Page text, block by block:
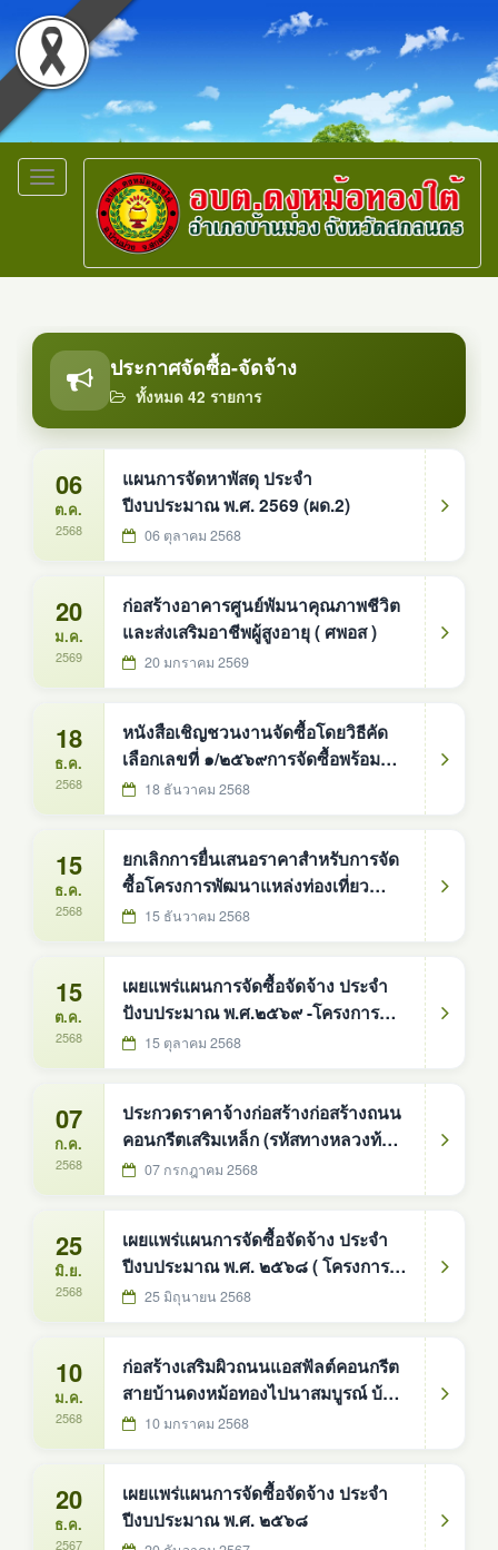
Toggle
navigation
ประกาศจัดซื้อ-จัดจ้าง
ทั้งหมด 42 รายการ
06
ต.ค.
2568
แผนการจัดหาพัสดุ ประจำ
ปีงบประมาณ พ.ศ. 2569 (ผด.2)
06 ตุลาคม 2568
20
ม.ค.
2569
ก่อสร้างอาคารศูนย์พัมนาคุณภาพชีวิต
และส่งเสริมอาชีพผู้สูงอายุ ( ศพอส )
20 มกราคม 2569
18
ธ.ค.
2568
หนังสือเชิญชวนงานจัดซื้อโดยวิธีคัด
เลือกเลขที่ ๑/๒๕๖๙การจัดซื้อพร้อมติด
ตั้งโคมไฟถนนพลังงานแสงอาทิตย์
องค์การบริหารส่วนตำบลดงหม้อทอง
ใต้ อำเภอบ้านม่วง จังหวัดสกลนคร
โดยวิธีคัดเลือก ตามบัญชี
18 ธันวาคม 2568
15
ธ.ค.
2568
ยกเลิกการยื่นเสนอราคาสำหรับการจัด
ซื้อโครงการพัฒนาแหล่งท่องเที่ยว
ภายในตำบลดงหม้อทองใต้ โดยจัดซื้อ
ขนาด 30 วัตต์ เสาสูง 6 เมตร จำนวน
142 ชุด องค์การบริหารส่วนตำบลดง
หม้อทองใต้ อำเภอบ้านม่วง จังหวัดส
15 ธันวาคม 2568
15
ต.ค.
2568
เผยแพร่แผนการจัดซื้อจัดจ้าง ประจำ
ปังบประมาณ พ.ศ.๒๕๖๙ -โครงการ
ก่อสร้างถนนคอนกรีตเสริมเหล็ก ( รหัส
ทองใต้ อำเภอบ้านม่วง จังหวัดสกลนคร
-บ้านหนองบ่อ หมู่ที่ ๘ ตำบลมาย
อำเภอบ้านม่วง จังหวัดส
15 ตุลาคม 2568
07
ก.ค.
2568
ประกวดราคาจ้างก่อสร้างก่อสร้างถนน
คอนกรีตเสริมเหล็ก (รหัสทางหลวงท้อง
ถิ่น สน.ถ.๖๖-๐๐๔ ) สายบ้านดงหม้อ
ราคาอิเล็กทรอนิกส์ (e-bidding)
07 กรกฎาคม 2568
25
มิ.ย.
2568
เผยแพร่แผนการจัดซื้อจัดจ้าง ประจำ
ปีงบประมาณ พ.ศ. ๒๕๖๘ ( โครงการ
ก่อสร้างถนนคอนกรีตเสริมเหล็ก ( รหัส
ทอง หมู่ที่ ๖ )
25 มิถุนายน 2568
10
ม.ค.
2568
ก่อสร้างเสริมผิวถนนแอสฟัลต์คอนกรีต
สายบ้านดงหม้อทองไปนาสมบูรณ์ บ้าน
ดงหม้อทอง หมู่ที่ ๘
10 มกราคม 2568
20
ธ.ค.
2567
เผยแพร่แผนการจัดซื้อจัดจ้าง ประจำ
ปีงบประมาณ พ.ศ. ๒๕๖๘